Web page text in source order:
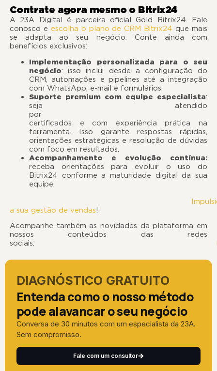
Contrate agora mesmo o Bitrix24
A 23A Digital é parceira oficial Gold Bitrix24. Fale
conosco e escolha o plano de CRM Bitrix24 que mais
se adapta ao seu negócio. Conte ainda com
benefícios exclusivos:
Implementação personalizada para o seu
negócio: isso inclui desde a configuração do
CRM, automações e pipelines até a integração
com WhatsApp, e-mail e formulários.
Suporte premium com equipe especialista:
seja atendido
por
certificados e com experiência prática na
ferramenta. Isso garante respostas rápidas,
orientações estratégicas e resolução de dúvidas
com foco em resultados.
Acompanhamento e evolução contínua:
receba orientações para evoluir o uso do
Bitrix24 conforme a maturidade digital da sua
equipe.
a sua gestão de vendas!
Acompanhe também as novidades da plataforma em
nossos conteúdos das redes
sociais:
DIAGNÓSTICO GRATUITO
Entenda como o nosso método
pode alavancar o seu negócio
Conversa de 30 minutos com um especialista da 23A.
Sem compromisso.
Fale com um consultor